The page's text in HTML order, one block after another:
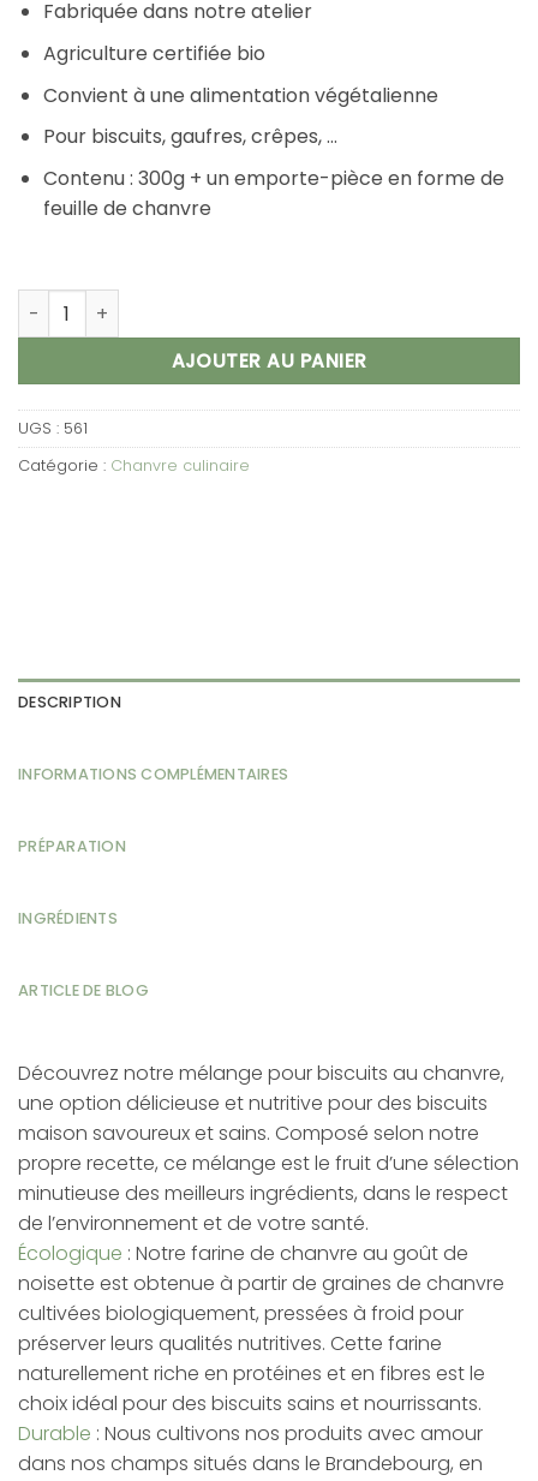
Fabriquée dans notre atelier
Agriculture certifiée bio
Convient à une alimentation végétalienne
Pour biscuits, gaufres, crêpes, …
Contenu : 300g + un emporte-pièce en forme de
feuille de chanvre
quantité de Mélange pour biscuits au chanvre 300g
AJOUTER AU PANIER
UGS : 561
Catégorie : Chanvre culinaire
DESCRIPTION
INFORMATIONS COMPLÉMENTAIRES
PRÉPARATION
INGRÉDIENTS
ARTICLE DE BLOG
Découvrez notre mélange pour biscuits au chanvre,
une option délicieuse et nutritive pour des biscuits
maison savoureux et sains. Composé selon notre
propre recette, ce mélange est le fruit d’une sélection
minutieuse des meilleurs ingrédients, dans le respect
de l’environnement et de votre santé.
Écologique : Notre farine de chanvre au goût de
noisette est obtenue à partir de graines de chanvre
cultivées biologiquement, pressées à froid pour
préserver leurs qualités nutritives. Cette farine
naturellement riche en protéines et en fibres est le
choix idéal pour des biscuits sains et nourrissants.
Durable : Nous cultivons nos produits avec amour
dans nos champs situés dans le Brandebourg, en